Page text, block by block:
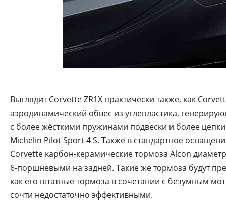
Выглядит Corvette ZR1X практически также, как
аэродинамический обвес из углепластика,
с более жёсткими пружинами подвески и более
Michelin Pilot Sport 4 S. Также в стандартное
Corvette карбон-керамические тормоза Alcon
6-поршневыми на задней. Такие же тормоза будут
как его штатные тормоза в сочетании с безумным
сочти недостаточно эффективными.